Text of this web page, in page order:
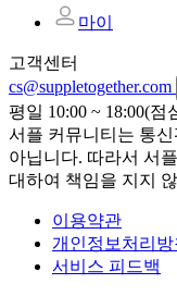
마이
고객센터
cs@suppletogether.com
평일 10:00 ~ 18:00(점
서플 커뮤니티는 통
아닙니다. 따라서 서
대하여 책임을 지지
이용약관
개인정보처리방
서비스 피드백